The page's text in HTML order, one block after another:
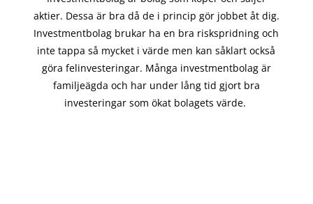
aktier. Dessa är bra då de i princip görjobbet åt dig.
Investmentbolag brukar ha en bra riskspridning och
inte tappa så mycket i värde men kan såklart också
göra felinvesteringar. Många investmentbolag är
familjeägda och har under lång tid gjort bra
investeringar som ökat bolagets värde.